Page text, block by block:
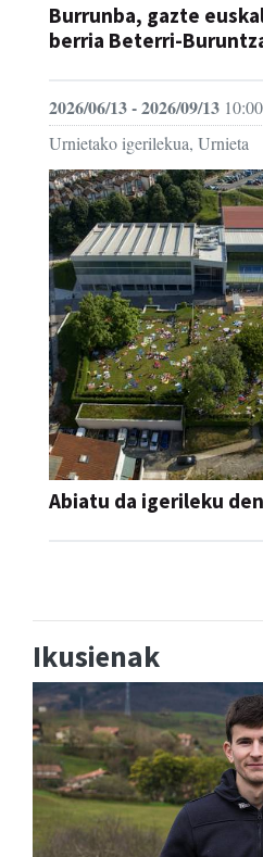
Burrunba, gazte
berria Beterri-
2026/06/13 - 2026/09/13
Urnietako igerilekua, Urnieta
Abiatu da igerileku
Ikusienak